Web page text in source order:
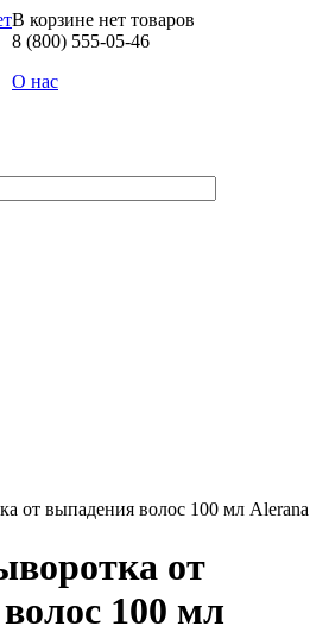
В корзине нет товаров
8 (800) 555-05-46
О нас
от выпадения волос 100 мл Alerana
от
100 мл